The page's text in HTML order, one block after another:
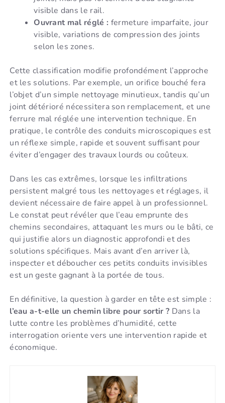
visible dans le rail.
Ouvrant mal réglé : fermeture imparfaite, jour
visible, variations de compression des joints
selon les zones.
Cette classification modifie profondément l’approche
et les solutions. Par exemple, un orifice bouché fera
l’objet d’un simple nettoyage minutieux, tandis qu’un
joint détérioré nécessitera son remplacement, et une
ferrure mal réglée une intervention technique. En
pratique, le contrôle des conduits microscopiques est
un réflexe simple, rapide et souvent suffisant pour
éviter d’engager des travaux lourds ou coûteux.
Dans les cas extrêmes, lorsque les infiltrations
persistent malgré tous les nettoyages et réglages, il
devient nécessaire de faire appel à un professionnel.
Le constat peut révéler que l’eau emprunte des
chemins secondaires, attaquant les murs ou le bâti, ce
qui justifie alors un diagnostic approfondi et des
solutions spécifiques. Mais avant d’en arriver là,
inspecter et déboucher ces petits conduits invisibles
est un geste gagnant à la portée de tous.
En définitive, la question à garder en tête est simple :
l’eau a-t-elle un chemin libre pour sortir ? Dans la
lutte contre les problèmes d’humidité, cette
interrogation oriente vers une intervention rapide et
économique.